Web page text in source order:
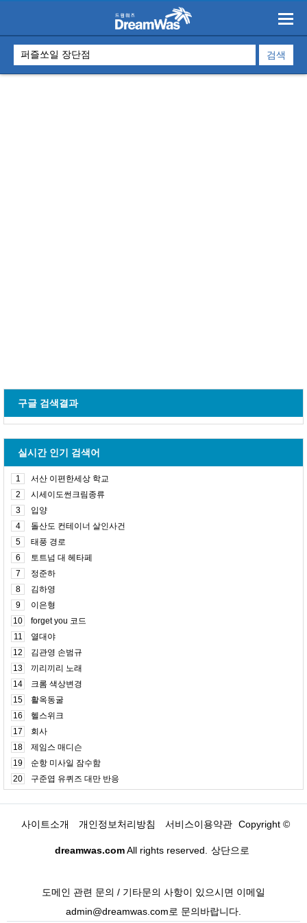
구글 검색결과
실시간 인기 검색어
1
서산 이편한세상 학교
2
시세이도썬크림종류
3
입양
4
돌산도 컨테이너 살인사건
5
태풍 경로
6
토트넘 대 헤타페
7
정준하
8
김하영
9
이은형
10
forget you 코드
11
열대야
12
김관영 손범규
13
끼리끼리 노래
14
크롬 색상변경
15
활옥동굴
16
헬스위크
17
회사
18
제임스 매디슨
19
순항 미사일 잠수함
20
구준엽 유퀴즈 대만 반응
사이트소개 개인정보처리방침 서비스이용약관 Copyright ©
dreamwas.comAll rights reserved. 상단으로
도메인 관련 문의 / 기타문의 사항이 있으시면 이메일
admin@dreamwas.com로 문의바랍니다.